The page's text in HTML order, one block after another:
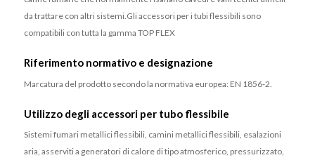
da trattare con altri sistemi.Gli accessori per i tubi flessibili sono
compatibili con tutta la gamma TOP FLEX
Riferimento normativo e designazione
Marcatura del prodotto secondo la normativa europea: EN 1856-2.
Utilizzo degli accessori per tubo flessibile
Sistemi fumari metallici flessibili, camini metallici flessibili, esalazioni
aria, asserviti a generatori di calore di tipo atmosferico, pressurizzato,